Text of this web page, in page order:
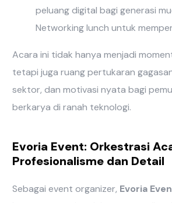
peluang digital bagi generasi
Networking lunch untuk
Acara ini tidak hanya menjadi
tetapi juga ruang pertukaran
sektor, dan motivasi nyata bagi
berkarya di ranah teknologi.
Evoria Event: Orkestrasi
Profesionalisme dan Detail
Sebagai event organizer, Evoria